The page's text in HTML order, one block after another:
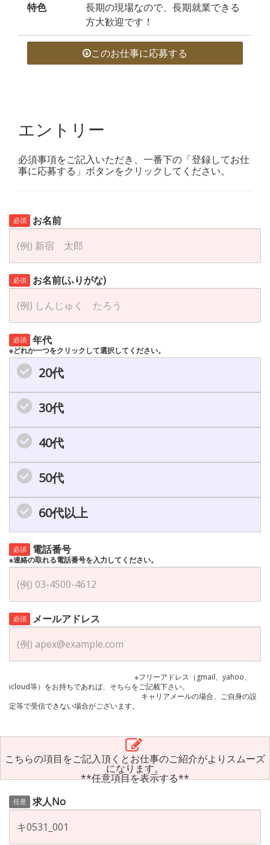
特色
長期の現場なので、長期就業できる
方大歓迎です！
このお仕事に応募する
エントリー
必須事項をご記入いただき、一番下の「登録してお仕
事に応募する」ボタンをクリックしてください。
必須 お名前
必須 お名前(ふりがな)
必須 年代
※どれか一つをクリックして選択してください。
20代
30代
40代
50代
60代以上
必須 電話番号
※連絡の取れる電話番号を入力してください。
必須 メールアドレス
※フリーアドレス（gmail、yahoo、
icloud等）をお持ちであれば、そちらをご記載下さい。
キャリアメールの場合、ご自身の設
定等で受信できない場合がございます。
こちらの項目をご記入頂くとお仕事のご紹介がよりスムーズ
になります。
**任意項目を表示する**
任意 求人No